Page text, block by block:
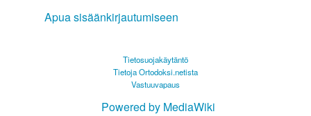
Apua sisäänkirjautumiseen
Tietosuojakäytäntö
Tietoja Ortodoksi.netista
Vastuuvapaus
Powered by MediaWiki